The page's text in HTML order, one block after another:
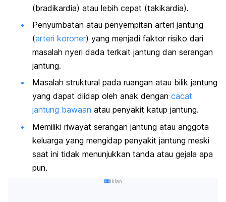
(bradikardia) atau lebih cepat (takikardia).
Penyumbatan atau penyempitan arteri jantung
(arteri koroner) yang menjadi faktor risiko dari
masalah nyeri dada terkait jantung dan serangan
jantung.
Masalah struktural pada ruangan atau bilik jantung
yang dapat diidap oleh anak dengan cacat
jantung bawaan atau penyakit katup jantung.
Memiliki riwayat serangan jantung atau anggota
keluarga yang mengidap penyakit jantung meski
saat ini tidak menunjukkan tanda atau gejala apa
pun.
Iklan